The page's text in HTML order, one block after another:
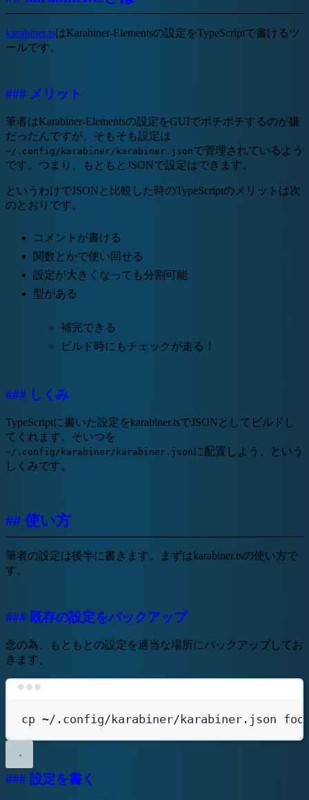
karabiner.tsはKarabiner-Elementsの設定をTypeScriptで書けるツ
ールです。
### メリット
筆者はKarabiner-Elementsの設定をGUIでポチポチするのが嫌
だったんですが、そもそも設定は
~/.config/karabiner/karabiner.jsonで管理されているよう
です。つまり、もともとJSONで設定はできます。
というわけでJSONと比較した時のTypeScriptのメリットは次
のとおりです。
コメントが書ける
関数とかで使い回せる
設定が大きくなっても分割可能
型がある
補完できる
ビルド時にもチェックが走る！
### しくみ
TypeScriptに書いた設定をkarabiner.tsでJSONとしてビルドし
てくれます。そいつを
~/.config/karabiner/karabiner.jsonに配置しよう、という
しくみです。
## 使い方
筆者の設定は後半に書きます。まずはkarabiner.tsの使い方で
す。
### 既存の設定をバックアップ
念の為、もともとの設定を適当な場所にバックアップしてお
きます。
cp ~/.config/karabiner/karabiner.json foo
### 設定を書く